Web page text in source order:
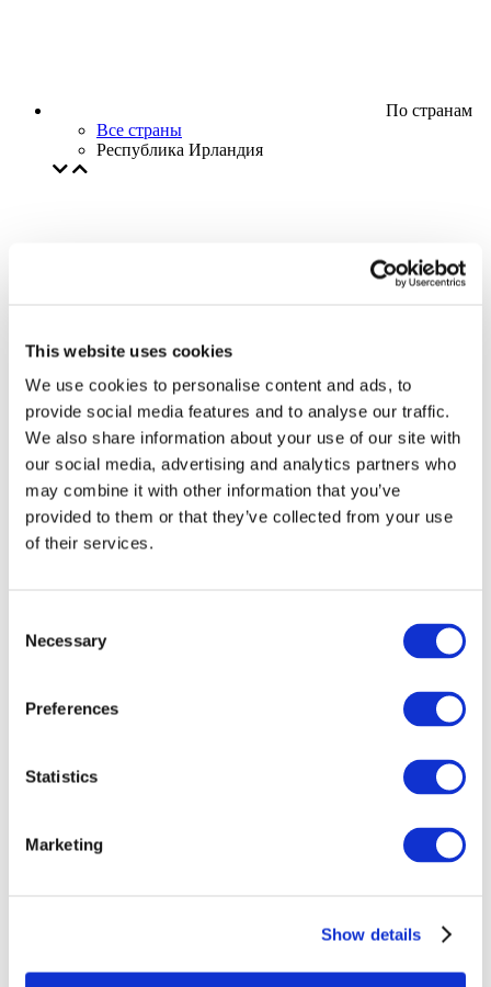
This website uses cookies
We use cookies to personalise content and ads, to
provide social media features and to analyse our traffic.
We also share information about your use of our site with
our social media, advertising and analytics partners who
may combine it with other information that you’ve
provided to them or that they’ve collected from your use
of their services.
Selection
Necessary
Preferences
Statistics
Marketing
Show details
По странам
Все страны
Республика Ирландия
Творческий вечер